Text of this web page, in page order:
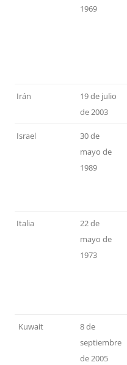
1969
Irán
19 de julio
de 2003
Israel
30 de
mayo de
1989
Italia
22 de
mayo de
1973
Kuwait
8 de
septiembre
de 2005